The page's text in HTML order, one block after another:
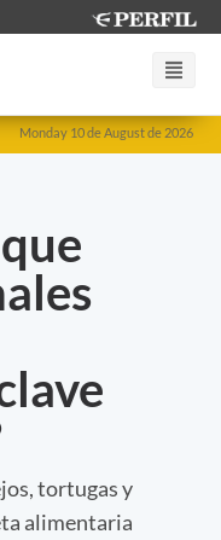
Monday 10 de August de 2026
tortugas y
alimentaria